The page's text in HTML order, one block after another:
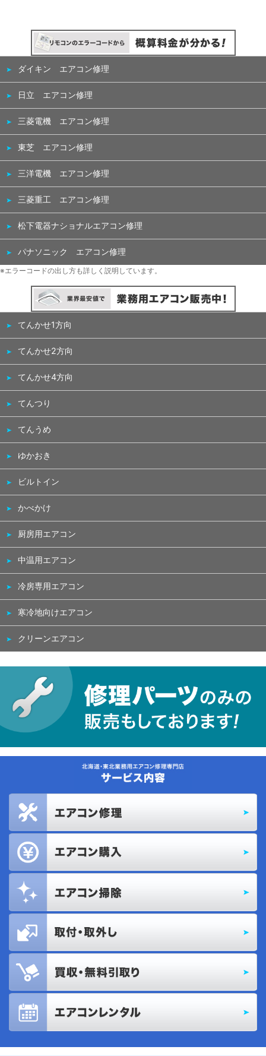
ダイキン エアコン修理
日立 エアコン修理
三菱電機 エアコン修理
東芝 エアコン修理
三洋電機 エアコン修理
三菱重工 エアコン修理
松下電器ナショナルエアコン修理
パナソニック エアコン修理
※エラーコードの出し方も詳しく説明しています。
てんかせ1方向
てんかせ2方向
てんかせ4方向
てんつり
てんうめ
ゆかおき
ビルトイン
かべかけ
厨房用エアコン
中温用エアコン
冷房専用エアコン
寒冷地向けエアコン
クリーンエアコン